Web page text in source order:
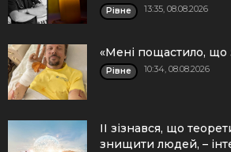
Рівне 13:35, 08.08.2026
«Мені пощастило,
Рівне 10:34, 08.08.2026
ІІ зізнався, що
знищити людей, –